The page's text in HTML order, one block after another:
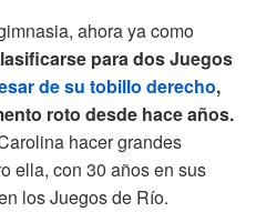
ahora ya como
para dos Juegos
de su tobillo derecho,
roto desde hace años.
hacer grandes
ella, con 30 años en sus
los Juegos de Río.